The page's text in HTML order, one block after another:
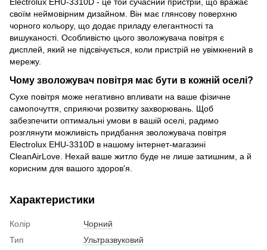
своїм неймовірним дизайном. Він має глянсову поверхню
чорного кольору, що додає приладу елегантності та
вишуканості. Особливістю цього зволожувача повітря є
дисплей, який не підсвічується, коли пристрій не увімкнений в
мережу.
Чому зволожувач повітря має бути в кожній оселі?
Сухе повітря може негативно впливати на ваше фізичне
самопочуття, сприяючи розвитку захворювань. Щоб
забезпечити оптимальні умови в вашій оселі, радимо
розглянути можливість придбання зволожувача повітря
Electrolux EHU-3310D в нашому інтернет-магазині
CleanAirLove. Нехай ваше житло буде не лише затишним, а й
корисним для вашого здоров'я.
Характеристики
Колір
Чорний
Тип
Ультразвуковий